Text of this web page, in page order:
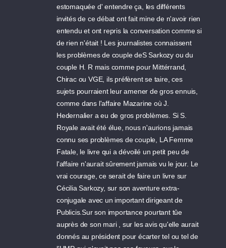
estomaquée d' entendre ça, les différents
invités de ce débat ont fait mine de n'avoir rien
entendu et ont repris la conversation comme si
de rien n'était ! Les journalistes connaissent
les problèmes de couple deS Sarkozy ou du
couple H. R mais comme pour Mittérrand,
Chirac ou VGE, ils préfèrent se taire, ces
sujets pourraient leur amener de gros ennuis,
comme dans l'affaire Mazarine où J.
Hedernalier a eu de gros problèmes. Si S.
Royale avait été élue, nous n'aurions jamais
connu ses problèmes de couple, LA Femme
Fatale, le livre qui a dévoilé un petit peu de
l'affaire n'aurait sûrement jamais vu le jour. Le
vrai courage, ce serait de faire un livre sur
Cécilia Sarkozy, sur son aventure extra-
conjugale avec un important dirigeant de
Publicis.Sur son importance pourtant tûe
auprès de son mari , sur les avis qu'elle aurait
donnés au président pour écarter tel ou tel de